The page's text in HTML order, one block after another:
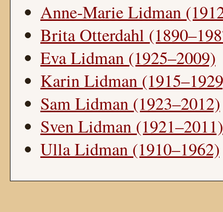
Anne-Marie Lidman
Brita Otterdahl
Eva Lidman (1925–2009)
Karin Lidman
Sam Lidman (1923–2012)
Sven Lidman (1921–2011)
Ulla Lidman (1910–1962)